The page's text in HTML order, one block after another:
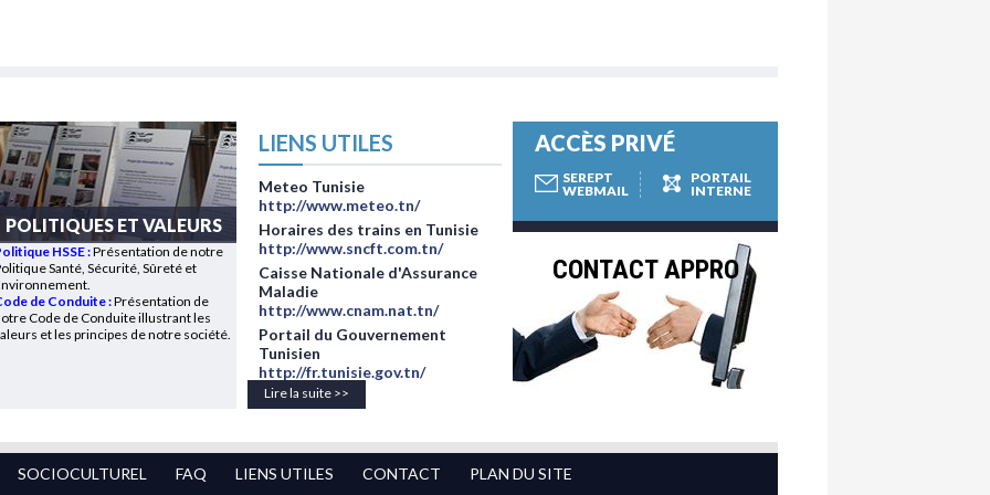
POLITIQUES ET VALEURS
HSSE:Présentation de notre
Santé, Sécurité, Sûreté et
de Conduite :Présentation de
Code de Conduite illustrant les
et les principes de notre société.
LIENS UTILES
Meteo Tunisie
http://www.meteo.tn/
Horaires des trains en Tunisie
http://www.sncft.com.tn/
Caisse Nationale d'Assurance
Maladie
http://www.cnam.nat.tn/
Portail du Gouvernement
Tunisien
http://fr.tunisie.gov.tn/
Lire la suite >>
ACCÈS PRIVÉ
SEREPT
WEBMAIL
PORTAIL
INTERNE
CONTACT APPRO
SOCIOCULTUREL FAQ LIENS UTILES CONTACT PLAN DU SITE